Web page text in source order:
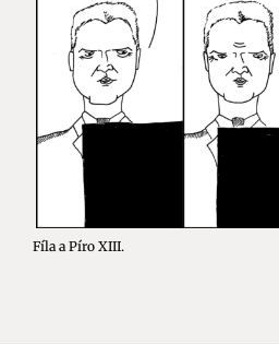
Fíla a Píro XIII.